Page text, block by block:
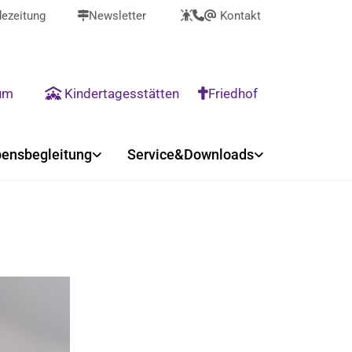
Newsletter @ Kontakt
 Kindertagesstätten Friedhof
Service&Downloads